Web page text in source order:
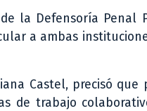
la Defensoría Penal
a ambas
Castel, precisó que
de trabajo